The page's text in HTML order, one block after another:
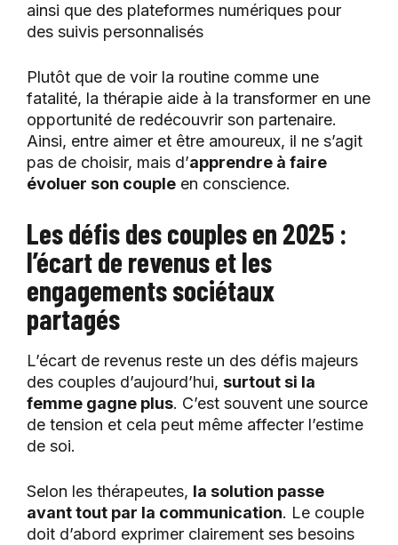
ainsi que des plateformes numériques pour
des suivis personnalisés
Plutôt que de voir la routine comme une
fatalité, la thérapie aide à la transformer en une
opportunité de redécouvrir son partenaire.
Ainsi, entre aimer et être amoureux, il ne s’agit
pas de choisir, mais d’apprendre à faire
évoluer son couple en conscience.
Les défis des couples en 2025 :
l’écart de revenus et les
engagements sociétaux
partagés
L’écart de revenus reste un des défis majeurs
des couples d’aujourd’hui, surtout si la
femme gagne plus. C’est souvent une source
de tension et cela peut même affecter l’estime
de soi.
Selon les thérapeutes, la solution passe
avant tout par la communication. Le couple
doit d’abord exprimer clairement ses besoins